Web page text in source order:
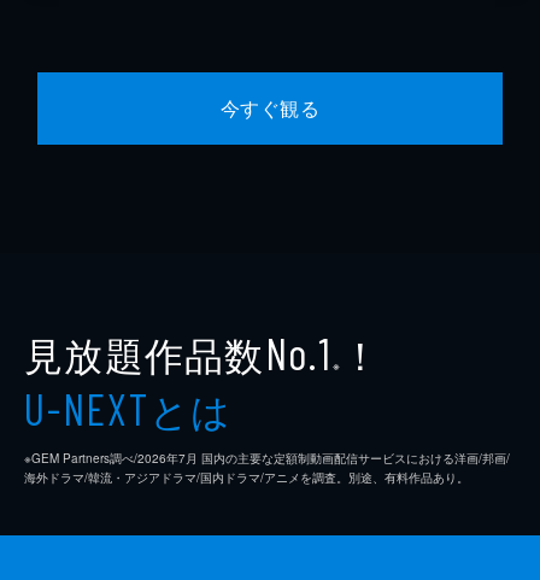
今すぐ観る
見放題作品数No.1 ※ ！
U-NEXTとは
※GEM Partners調べ/2026年7⽉ 国内の主要な定額制動画配信サービスにおける洋画/邦画/
海外ドラマ/韓流・アジアドラマ/国内ドラマ/アニメを調査。別途、有料作品あり。